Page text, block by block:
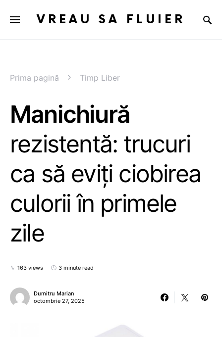
VREAU SA FLUIER
Prima pagină Timp Liber
Manichiură
rezistentă: trucuri
ca să eviți ciobirea
culorii în primele
zile
163 views 3 minute read
Dumitru Marian
octombrie 27, 2025